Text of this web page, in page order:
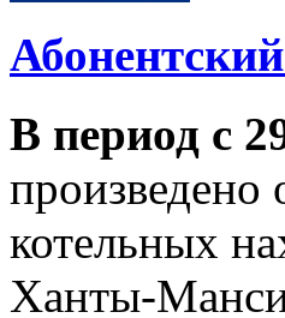
В период с
произведено
котельных
Ханты-